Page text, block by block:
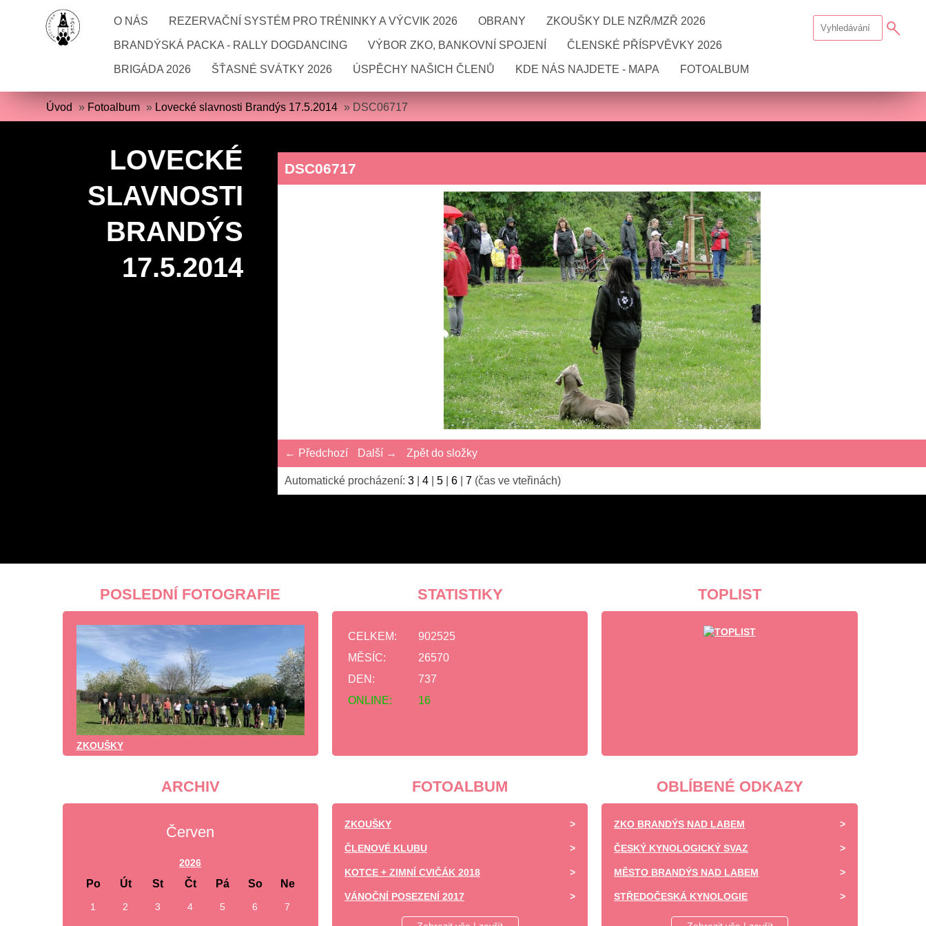
O NÁS REZERVAČNÍ SYSTÉM PRO TRÉNINKY A VÝCVIK 2026 OBRANY ZKOUŠKY DLE NZŘ/MZŘ 2026
BRANDÝSKÁ PACKA - RALLY DOGDANCING VÝBOR ZKO, BANKOVNÍ SPOJENÍ ČLENSKÉ PŘÍSPVĚVKY 2026
BRIGÁDA 2026 ŠŤASNÉ SVÁTKY 2026 ÚSPĚCHY NAŠICH ČLENŮ KDE NÁS NAJDETE - MAPA FOTOALBUM
Úvod » Fotoalbum » Lovecké slavnosti Brandýs 17.5.2014 » DSC06717
LOVECKÉ
SLAVNOSTI
BRANDÝS
17.5.2014
DSC06717
← Předchozí Další → Zpět do složky
Automatické procházení:3 |4 |5 |6 |7 (čas ve vteřinách)
POSLEDNÍ FOTOGRAFIE
ZKOUŠKY
STATISTIKY
ONLINE: 16
CELKEM:
902525
MĚSÍC:
26570
DEN:
737
TOPLIST
ARCHIV
Červen
2026
Po Út St Čt Pá So Ne
1 2 3 4 5 6 7
FOTOALBUM
ZKOUŠKY
ČLENOVÉ KLUBU
KOTCE + ZIMNÍ CVIČÁK 2018
VÁNOČNÍ POSEZENÍ 2017
DĚTSKÝ DEN ZÁPY 2017 -UKÁZKA VÝCVIKU
OBLÍBENÉ ODKAZY
ZKO BRANDÝS NAD LABEM
ČESKÝ KYNOLOGICKÝ SVAZ
MĚSTO BRANDÝS NAD LABEM
STŘEDOČESKÁ KYNOLOGIE
DAISY OF HIGHLAND - CHOVATELSKÁ STANICE -